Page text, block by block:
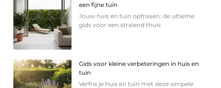
een fijne tuin
Jouw huis en tuin opfrissen: de ultieme
gids voor een stralend thuis
Gids voor kleine verbeteringen in huis en
tuin
Verfris je huis en tuin met deze simpele